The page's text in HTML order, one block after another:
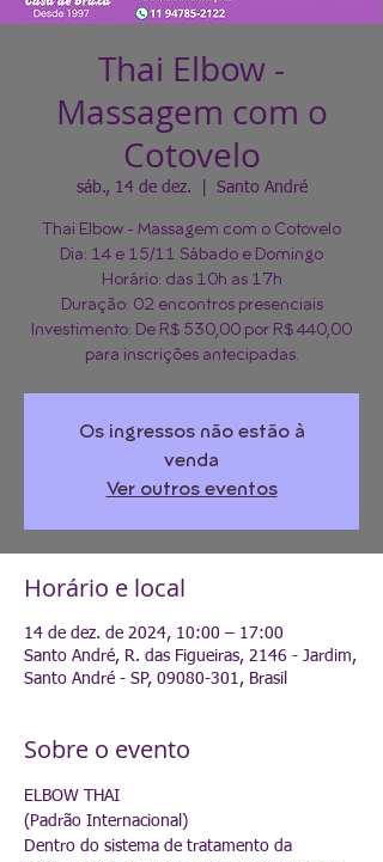
Thai Elbow -
Massagem com o
Cotovelo
sáb., 14 de dez. Santo André
Thai Elbow - Massagem com o Cotovelo
Dia: 14 e 15/11 Sábado e Domingo
Horário: das 10h as 17h
Duração: 02 encontros presenciais
Investimento: De R$ 530,00 por R$ 440,00
para inscrições antecipadas.
Os ingressos não estão à
venda
Ver outros eventos
Horário e local
14 de dez. de 2024, 10:00 – 17:00
Santo André, R. das Figueiras, 2146 - Jardim,
Santo André - SP, 09080-301, Brasil
Sobre o evento
ELBOW THAI
(Padrão Internacional)
Dentro do sistema de tratamento da